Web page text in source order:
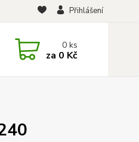
Přihlášení
0ks
za 0 Kč